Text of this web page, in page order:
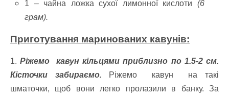
1 – чайна ложка сухої лимонної кислоти (6
грам).
Приготування маринованих кавунів:
1.Ріжемо кавункільцями приблизно по 1.5-2 см.
Кісточки забираємо.
Ріжемо кавун на такі
шматочки, щоб вони легко пролазили в банку. За